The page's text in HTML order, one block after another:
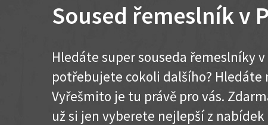
Soused řemeslník v
Hledáte super souseda řemeslníky v
potřebujete cokoli dalšího? Hledáte
Vyřešmito je tu právě pro vás.
už si jen vyberete nejlepší z nabídek